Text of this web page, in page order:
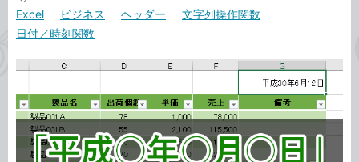
カ
テ
ゴ
記
事
グ
Excel ビジネス ヘッダー
文字列操作関数
日付／時刻関数